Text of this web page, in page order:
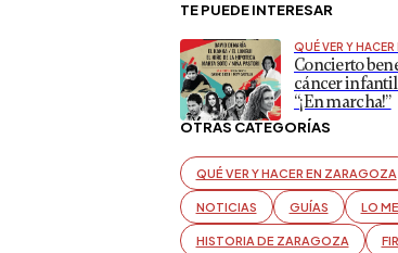
TE PUEDE INTERESAR
QUÉ VER Y
Concierto
cáncer
“¡En marcha!”
OTRAS CATEGORÍAS
QUÉ VER Y HACER EN ZARAGOZA
NOTICIAS GUÍAS LO
HISTORIA DE ZARAGOZA